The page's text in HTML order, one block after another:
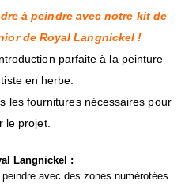
à peindre avec notre kit de
de Royal Langnickel !
parfaite à la peinture
en herbe.
les fournitures nécessaires pour
le projet.
Langnickel :
avec des zones numérotées